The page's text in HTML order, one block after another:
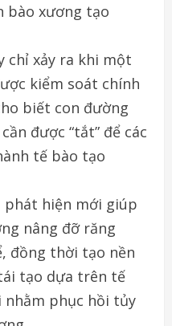
bào xương tạo
chỉ xảy ra khi một
kiểm soát chính
biết con đường
được “tắt” để các
tế bào tạo
phát hiện mới giúp
nâng đỡ răng
đồng thời tạo nền
tạo dựa trên tế
phục hồi tủy